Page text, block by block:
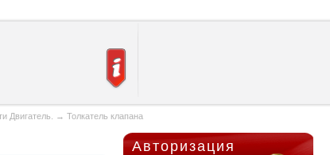
Двигатель. → Толкатель клапана
Авторизация